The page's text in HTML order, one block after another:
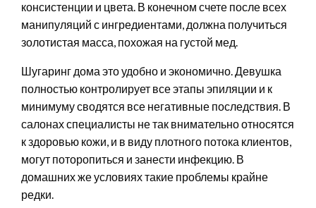
консистенции и цвета. В конечном счете после всех
манипуляций с ингредиентами, должна получиться
золотистая масса, похожая на густой мед.
Шугаринг дома это удобно и экономично. Девушка
полностью контролирует все этапы эпиляции и к
минимуму сводятся все негативные последствия. В
салонах специалисты не так внимательно относятся
к здоровью кожи, и в виду плотного потока клиентов,
могут поторопиться и занести инфекцию. В
домашних же условиях такие проблемы крайне
редки.